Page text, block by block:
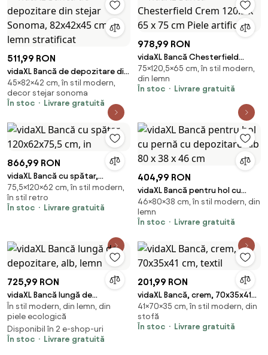
511,99 RON
vidaXL Bancă de depozitare din
stejar Sonoma, 82x42x45 cm,
lemn stratificat
45×82×42 cm, în stil modern,
decor stejar sonoma
În stoc
Livrare gratuită
978,99 RON
vidaXL Bancă Chesterfield
Crem 120.5 x 65 x 75 cm Piele
artificială
75×120,5×65 cm, în stil modern,
din lemn
În stoc
Livrare gratuită
866,99 RON
vidaXL Bancă cu spătar,
120x62x75,5 cm, in
75,5×120×62 cm, în stil modern,
în stil retro
În stoc
Livrare gratuită
404,99 RON
vidaXL Bancă pentru hol cu
pernă cu depozitare Alb 80 x 38
x 46 cm
46×80×38 cm, în stil modern, din
lemn
În stoc
Livrare gratuită
725,99 RON
vidaXL Bancă lungă de
depozitare, alb, lemn
În stil modern, din lemn, din
piele ecologică
Disponibil în 2 e-shop-uri
În stoc
Livrare gratuită
201,99 RON
vidaXL Bancă, crem, 70x35x41
cm, textil
41×70×35 cm, în stil modern, din
stofă
În stoc
Livrare gratuită